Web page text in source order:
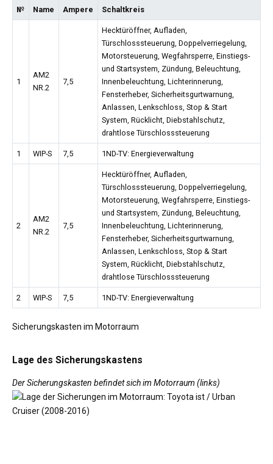
№ Name Ampere Schaltkreis
1
AM2
NR.2
7,5
Hecktüröffner, Aufladen,
Türschlosssteuerung, Doppelverriegelung,
Motorsteuerung, Wegfahrsperre, Einstiegs-
und Startsystem, Zündung, Beleuchtung,
Innenbeleuchtung, Lichterinnerung,
Fensterheber, Sicherheitsgurtwarnung,
Anlassen, Lenkschloss, Stop & Start
System, Rücklicht, Diebstahlschutz,
drahtlose Türschlosssteuerung
1 WIP-S 7,5 1ND-TV: Energieverwaltung
2
AM2
NR.2
7,5
Hecktüröffner, Aufladen,
Türschlosssteuerung, Doppelverriegelung,
Motorsteuerung, Wegfahrsperre, Einstiegs-
und Startsystem, Zündung, Beleuchtung,
Innenbeleuchtung, Lichterinnerung,
Fensterheber, Sicherheitsgurtwarnung,
Anlassen, Lenkschloss, Stop & Start
System, Rücklicht, Diebstahlschutz,
drahtlose Türschlosssteuerung
2 WIP-S 7,5 1ND-TV: Energieverwaltung
Sicherungskasten im Motorraum
Lage des Sicherungskastens
Der Sicherungskasten befindet sich im Motorraum (links)